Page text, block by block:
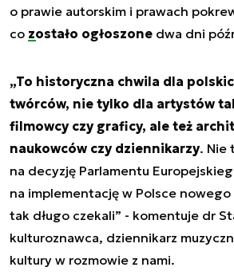
o prawie autorskim i prawach
co zostało ogłoszone dwa dni
„To historyczna chwila dla
twórców, nie tylko dla artystów
filmowcy czy graficy, ale też
naukowców czy dziennikarzy. Nie
na decyzję Parlamentu
na implementację w Polsce
tak długo czekali” - komentuje dr
kulturoznawca, dziennikarz
kultury w rozmowie z nami.